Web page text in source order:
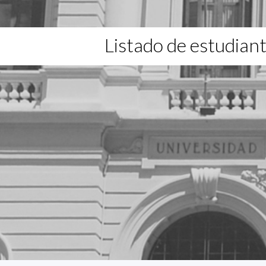
Listado de